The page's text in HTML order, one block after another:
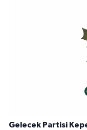
Gelecek Partisi